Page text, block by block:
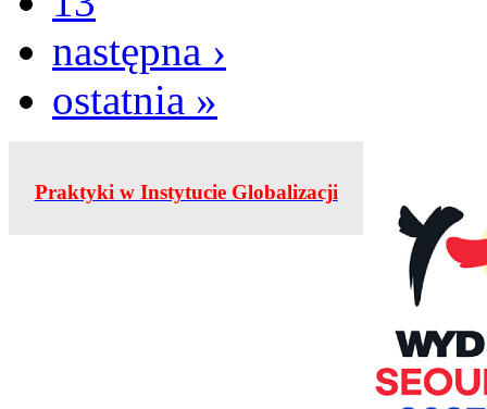
następna ›
ostatnia »
Praktyki w Instytucie Globalizacji